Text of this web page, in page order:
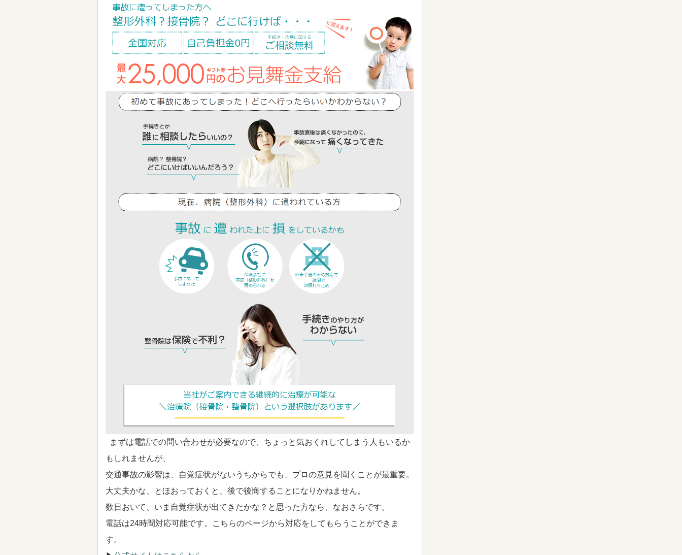
まずは電話での問い合わせが必要なので、ちょっと気おくれしてしまう人もいるか
もしれませんが、
交通事故の影響は、自覚症状がないうちからでも、プロの意見を聞くことが最重要。
大丈夫かな、とほおっておくと、後で後悔することになりかねません。
数日おいて、いま自覚症状が出てきたかな？と思った方なら、なおさらです。
電話は24時間対応可能です。こちらのページから対応をしてもらうことができま
す。